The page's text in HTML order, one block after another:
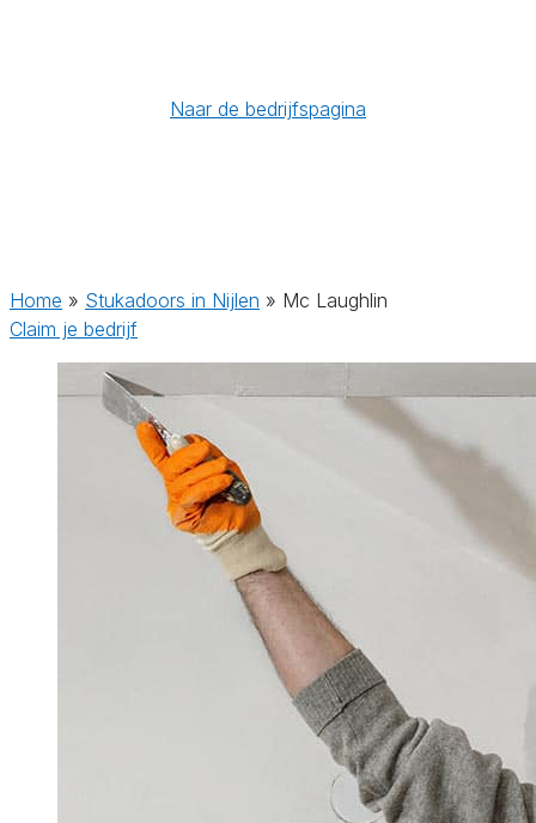
Naar de bedrijfspagina
Home » Stukadoors in Nijlen » Mc Laughlin
Claim je bedrijf